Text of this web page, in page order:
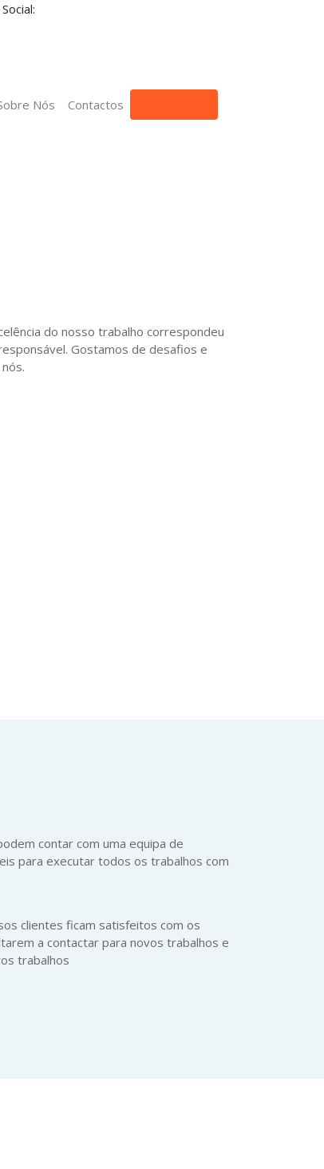
Nós Contactos
do nosso trabalho correspondeu
Gostamos de desafios e
contar com uma equipa de
para executar todos os trabalhos com
clientes ficam satisfeitos com os
a contactar para novos trabalhos e
trabalhos